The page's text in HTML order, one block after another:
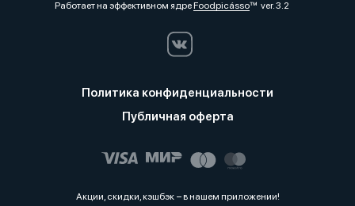
Работает на эффективном ядреFoodpicássover. 3.2
Политика конфиденциальности
Публичная оферта
Акции, скидки, кэшбэк − в нашем приложении!